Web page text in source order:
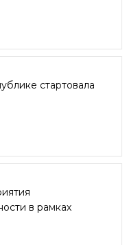
стартовала
в рамках